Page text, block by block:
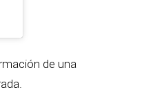
de una